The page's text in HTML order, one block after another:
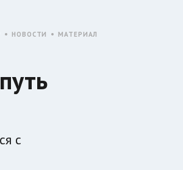
НОВОСТИ МАТЕРИАЛ
с